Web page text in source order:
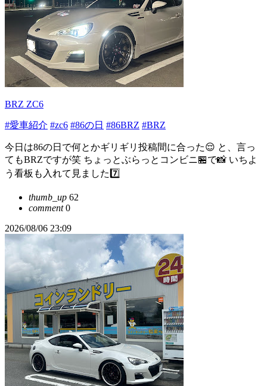
BRZ ZC6
#愛車紹介 #zc6 #86の日 #86BRZ #BRZ
今日は86の日で何とかギリギリ投稿間に合った😌 と、言っ
てもBRZですが笑 ちょっとぶらっとコンビニ🏪で📸 いちよ
う看板も入れて見ました7️⃣
thumb_up 62
comment0
2026/08/06 23:09